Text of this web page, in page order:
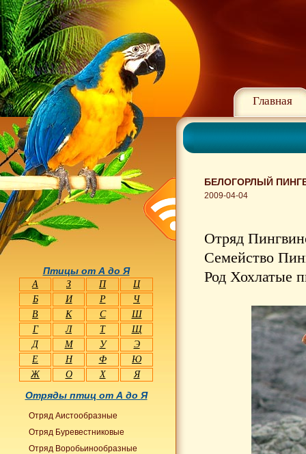
Главная
БЕЛОГОРЛЫЙ
2009-04-04
Отряд
Семейство
Род Хохлатые
Птицы от А до Я
А З П
Ц
Б
И Р
Ч
В
К С
Ш
Г
Л Т
Щ
Д
М У
Э
Е
Н Ф
Ю
Ж
О Х Я
Отряды птиц от А до Я
Отряд Аистообразные
Отряд Буревестниковые
Отряд Воробьинообразные